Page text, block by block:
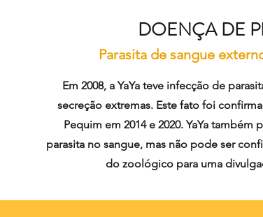
DOENÇA DE
Parasita de sangue
Em 2008, a YaYa teve infecção de
secreção extremas. Este fato foi
Pequim em 2014 e 2020. YaYa
parasita no sangue, mas não pode ser
do zoológico para uma